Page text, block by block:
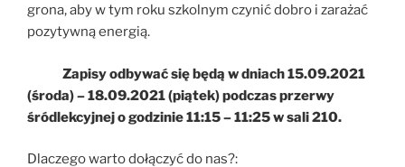
grona, aby w tym roku szkolnym czynić dobro i zarażać
pozytywną energią.
Zapisy odbywać się będą w dniach 15.09.2021
(środa) – 18.09.2021 (piątek) podczas przerwy
śródlekcyjnej o godzinie 11:15 – 11:25 w sali 210.
Dlaczego warto dołączyć do nas?: